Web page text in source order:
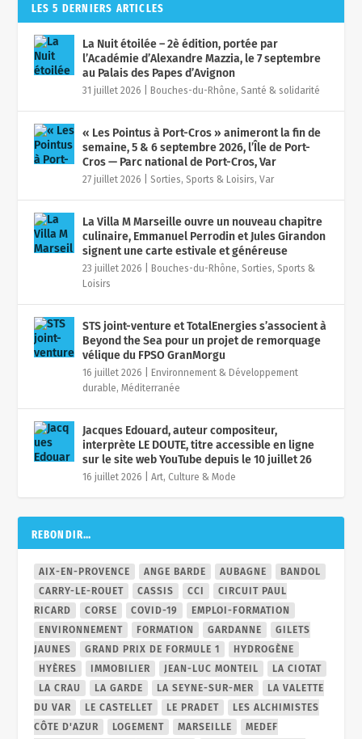
LES 5 DERNIERS ARTICLES
La Nuit étoilée – 2è édition, portée par
l’Académie d’Alexandre Mazzia, le 7 septembre
au Palais des Papes d’Avignon
31 juillet 2026 |Bouches-du-Rhône,Santé & solidarité
« Les Pointus à Port-Cros » animeront la fin de
semaine, 5 & 6 septembre 2026, l’Île de Port-
Cros — Parc national de Port-Cros, Var
27 juillet 2026 |Sorties, Sports & Loisirs,Var
La Villa M Marseille ouvre un nouveau chapitre
culinaire, Emmanuel Perrodin et Jules Girandon
signent une carte estivale et généreuse
23 juillet 2026 |Bouches-du-Rhône,Sorties, Sports &
Loisirs
STS joint-venture et TotalEnergies s’associent à
Beyond the Sea pour un projet de remorquage
vélique du FPSO GranMorgu
16 juillet 2026 |Environnement & Développement
durable,Méditerranée
Jacques Edouard, auteur compositeur,
interprète LE DOUTE, titre accessible en ligne
sur le site web YouTube depuis le 10 juillet 26
16 juillet 2026 |Art, Culture & Mode
REBONDIR…
AIX-EN-PROVENCE ANGE BARDE AUBAGNE
BANDOL
CARRY-LE-ROUET
CASSIS CCI
CIRCUIT PAUL
RICARD
CORSE COVID-19
EMPLOI-FORMATION
ENVIRONNEMENT
FORMATION GARDANNE
GILETS
JAUNES
GRAND PRIX DE FORMULE 1
HYDROGÈNE
HYÈRES
IMMOBILIER JEAN-LUC MONTEIL
LA CIOTAT
LA CRAU
LA GARDE LA SEYNE-SUR-MER
LA VALETTE
DU VAR
LE CASTELLET LE PRADET
LES ALCHIMISTES
CÔTE D'AZUR
LOGEMENT MARSEILLE
MEDEF